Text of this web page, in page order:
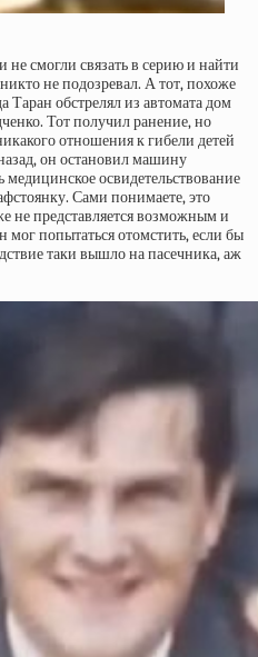
смогли связать в серию и найти
не подозревал. А тот, похоже
Таран обстрелял из автомата дом
Тот получил ранение, но
отношения к гибели детей
он остановил машину
медицинское освидетельствование
Сами понимаете, это
не представляется возможным и
попытаться отомстить, если бы
таки вышло на пасечника, аж